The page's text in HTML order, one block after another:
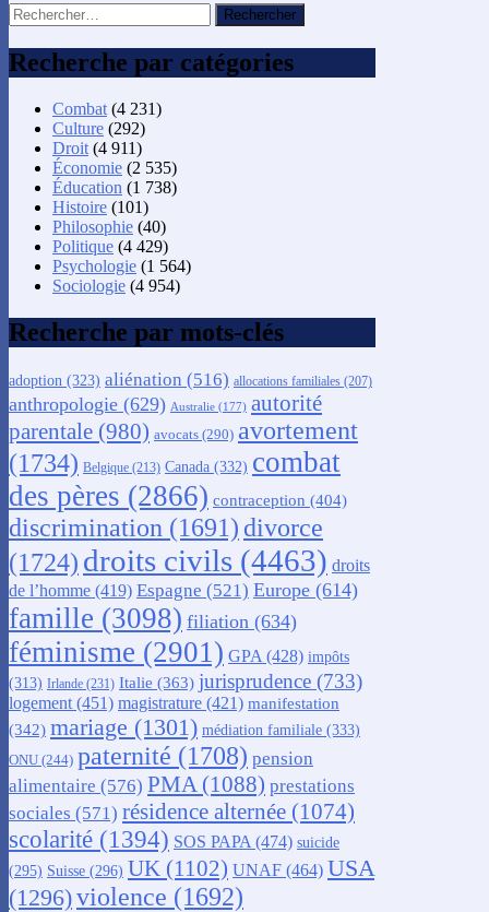
Rechercher :
Recherche par catégories
Combat (4 231)
Culture (292)
Droit (4 911)
Économie (2 535)
Éducation (1 738)
Histoire (101)
Philosophie (40)
Politique (4 429)
Psychologie (1 564)
Sociologie (4 954)
Recherche par mots-clés
adoption (323) aliénation (516) allocations familiales (207)
anthropologie (629) Australie (177) autorité
parentale (980) avocats (290) avortement
(1734) Belgique (213) Canada (332) combat
des pères (2866) contraception (404)
discrimination (1691) divorce
(1724) droits civils (4463) droits
de l’homme (419) Espagne (521) Europe (614)
famille (3098) filiation (634)
féminisme (2901) GPA (428) impôts
(313) Irlande (231) Italie (363) jurisprudence (733)
logement (451) magistrature (421) manifestation
(342) mariage (1301) médiation familiale (333)
ONU (244) paternité (1708) pension
alimentaire (576) PMA (1088) prestations
sociales (571) résidence alternée (1074)
scolarité (1394) SOS PAPA (474) suicide
(295) Suisse (296) UK (1102) UNAF (464) USA
(1296)violence (1692)